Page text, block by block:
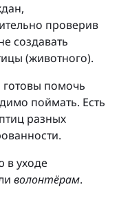
проверив
создавать
(животного).
готовы помочь
поймать. Есть
разных
в уходе
волонтёрам.